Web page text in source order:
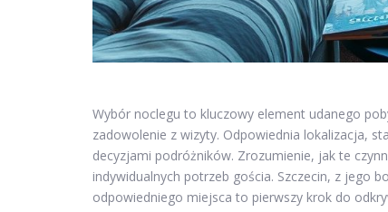
Wybór noclegu to kluczowy element udanego
zadowolenie z wizyty. Odpowiednia lokalizacja,
decyzjami podróżników. Zrozumienie, jak te
indywidualnych potrzeb gościa. Szczecin, z jego
odpowiedniego miejsca to pierwszy krok do